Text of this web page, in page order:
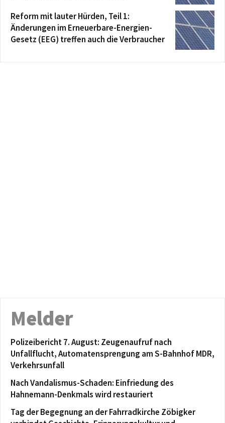
Reform mit lauter Hürden, Teil 1:
Änderungen im Erneuerbare-Energien-
Gesetz (EEG) treffen auch die Verbraucher
Melder
Polizeibericht 7. August: Zeugenaufruf nach
Unfallflucht, Automatensprengung am S-Bahnhof MDR,
Verkehrsunfall
Nach Vandalismus-Schaden: Einfriedung des
Hahnemann-Denkmals wird restauriert
Tag der Begegnung an der Fahrradkirche Zöbigker